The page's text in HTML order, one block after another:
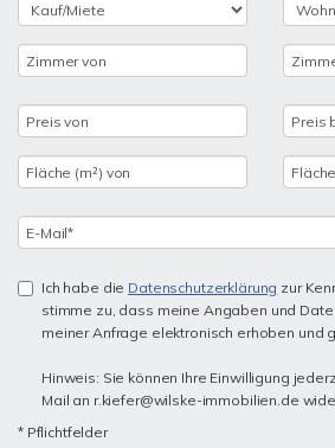
Ich habe die Datenschutzerklärung zur
stimme zu, dass meine Angaben und
meiner Anfrage elektronisch erhoben und
Hinweis: Sie können Ihre Einwilligung
Mail an r.kiefer@wilske-immobilien.de
* Pflichtfelder